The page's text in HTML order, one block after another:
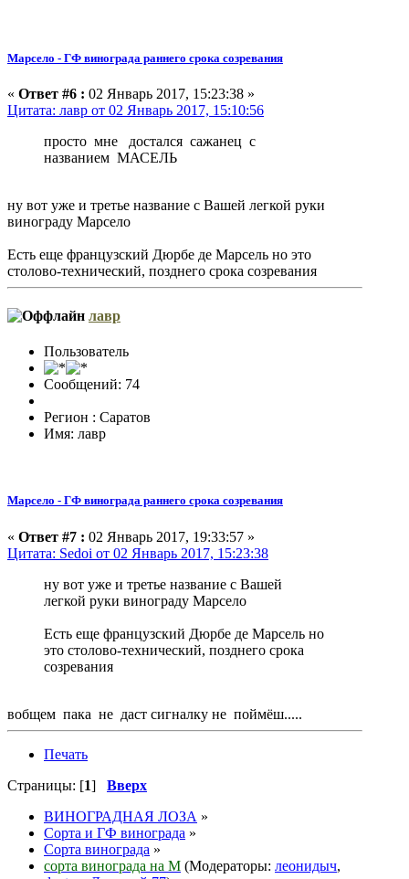
Марсело - ГФ винограда раннего срока созревания
« Ответ #6 : 02 Январь 2017, 15:23:38 »
Цитата: лавр от 02 Январь 2017, 15:10:56
просто мне достался сажанец с
названием МАСЕЛЬ
ну вот уже и третье название с Вашей легкой руки
винограду Марсело
Есть еще французский Дюрбе де Марсель но это
столово-технический, позднего срока созревания
лавр
Пользователь
Сообщений: 74
Регион : Саратов
Имя: лавр
Марсело - ГФ винограда раннего срока созревания
« Ответ #7 : 02 Январь 2017, 19:33:57 »
Цитата: Sedoi от 02 Январь 2017, 15:23:38
ну вот уже и третье название с Вашей
легкой руки винограду Марсело
Есть еще французский Дюрбе де Марсель но
это столово-технический, позднего срока
созревания
вобщем пака не даст сигналку не поймёш.....
Печать
Страницы: [1] Вверх
ВИНОГРАДНАЯ ЛОЗА »
Сорта и ГФ винограда »
Сорта винограда »
сорта винограда на М (Модераторы: леонидыч,